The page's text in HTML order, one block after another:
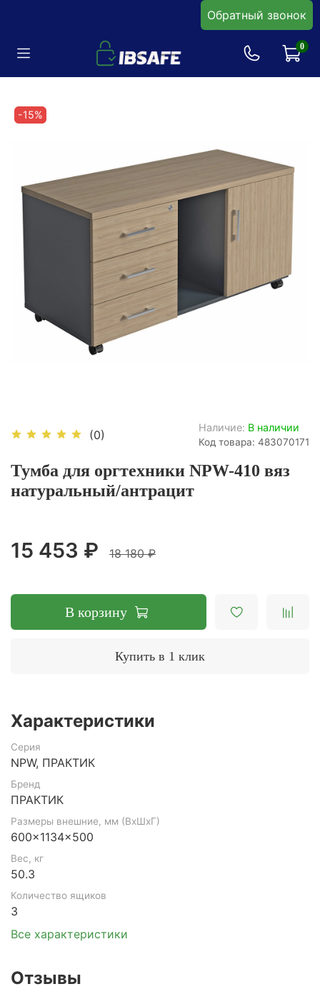
Обратный звонок
0
-15%
(0)
Наличие: В наличии
Код товара: 483070171
Тумба для оргтехники NPW-410 вяз
натуральный/антрацит
15 453 ₽ 18 180 ₽
В корзину
Купить в 1 клик
Характеристики
Серия
NPW, ПРАКТИК
Бренд
ПРАКТИК
Размеры внешние, мм (ВхШхГ)
600x1134x500
Вес, кг
50.3
Количество ящиков
3
Все характеристики
Отзывы